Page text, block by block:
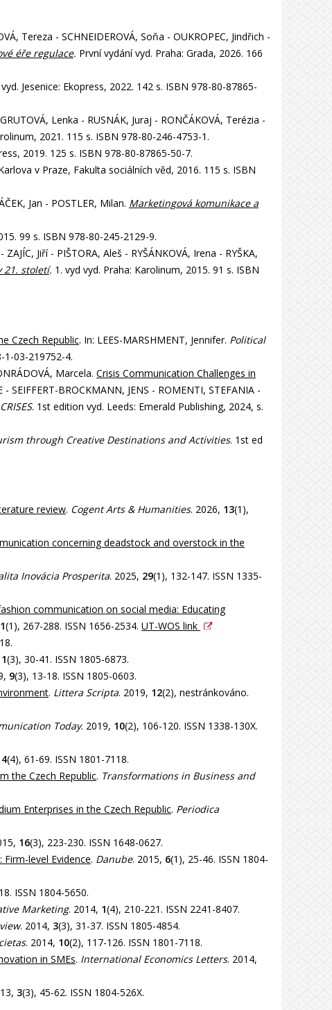
Tereza - SCHNEIDEROVÁ, Soňa - OUKROPEC, Jindřich -
éře regulace. První vydání vyd. Praha: Grada, 2026. 166
Jesenice: Ekopress, 2022. 142 s. ISBN 978-80-87865-
Lenka - RUSNÁK, Juraj - RONČÁKOVÁ, Terézia -
2021. 115 s. ISBN 978-80-246-4753-1.
2019. 125 s. ISBN 978-80-87865-50-7.
v Praze, Fakulta sociálních věd, 2016. 115 s. ISBN
Jan - POSTLER, Milan. Marketingová komunikace a
99 s. ISBN 978-80-245-2129-9.
Jiří - PIŠTORA, Aleš - RYŠÁNKOVÁ, Irena - RYŠKA,
21. století. 1. vyd vyd. Praha: Karolinum, 2015. 91 s. ISBN
Czech Republic. In: LEES-MARSHMENT, Jennifer. Political
1-03-219752-4.
Marcela. Crisis Communication Challenges in
- SEIFFERT-BROCKMANN, JENS - ROMENTI, STEFANIA -
. 1st edition vyd. Leeds: Emerald Publishing, 2024, s.
through Creative Destinations and Activities. 1st ed
review. Cogent Arts & Humanities. 2026, 13(1),
concerning deadstock and overstock in the
Inovácia Prosperita. 2025, 29(1), 132-147. ISSN 1335-
communication on social media: Educating
(1), 267-288. ISSN 1656-2534. UT-WOS link
(3), 30-41. ISSN 1805-6873.
9(3), 13-18. ISSN 1805-0603.
. Littera Scripta. 2019, 12(2), nestránkováno.
Today. 2019, 10(2), 106-120. ISSN 1338-130X.
(4), 61-69. ISSN 1801-7118.
the Czech Republic. Transformations in Business and
Enterprises in the Czech Republic. Periodica
16(3), 223-230. ISSN 1648-0627.
level Evidence. Danube. 2015, 6(1), 25-46. ISSN 1804-
ISSN 1804-5650.
Marketing. 2014, 1(4), 210-221. ISSN 2241-8407.
. 2014, 3(3), 31-37. ISSN 1805-4854.
. 2014, 10(2), 117-126. ISSN 1801-7118.
in SMEs. International Economics Letters. 2014,
3(3), 45-62. ISSN 1804-526X.